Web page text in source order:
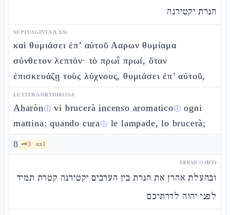
הנרת יקטירנה
SEPTUAGINTA (LXX)
καὶ θυμιάσει ἐπ’ αὐτοῦ Ααρων θυμίαμα
σύνθετον λεπτόν· τὸ πρωῒ πρωί, ὅταν
ἐπισκευάζῃ τοὺς λύχνους, θυμιάσει ἐπ’ αὐτοῦ,
LETTURA ORTODOSSA
Aharònⓘ vi bruceràincenso aromaticoⓘ ogni
mattina: quando curaⓘ le lampade, lo brucerà;
8 🗝️3 📜1
EBRAICO (MT)
ובהעלת אהרן את הנרת בין הערבים יקטירנה קטרת תמיד
לפני יהוה לדרתיכם